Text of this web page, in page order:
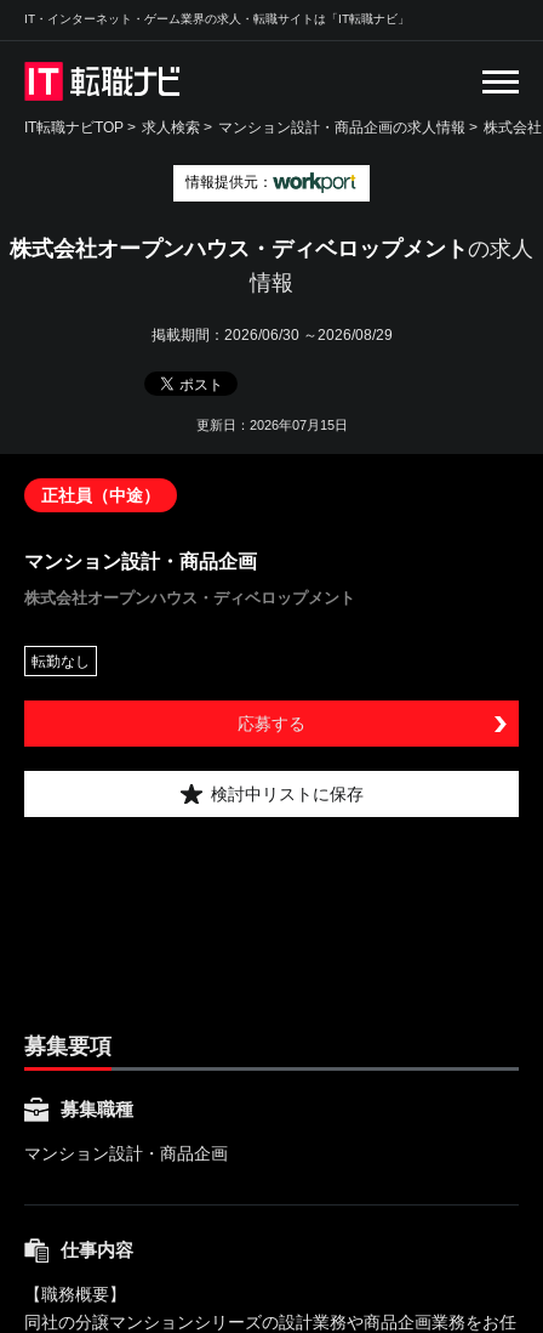
IT・インターネット・ゲーム業界の求人・転職サイトは「IT転職ナビ」
IT転職ナビTOP > 求人検索 > マンション設計・商品企画の求人情報 > 株式会
情報提供元：
株式会社オープンハウス・ディベロップメントの求人
情報
掲載期間： 2026/06/30 ～2026/08/29
更新日：2026年07月15日
正社員（中途）
マンション設計・商品企画
株式会社オープンハウス・ディベロップメント
転勤なし
応募する
検討中リストに保存
募集要項
募集職種
マンション設計・商品企画
仕事内容
【職務概要】
同社の分譲マンションシリーズの設計業務や商品企画業務をお任